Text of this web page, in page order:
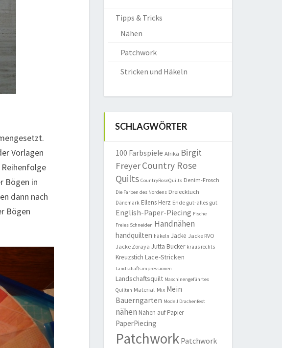
Vorlagen
Reihenfolge
Bögen in
dann nach
Bögen
Tipps & Tricks
Nähen
Patchwork
Stricken und Häkeln
SCHLAGWÖRTER
100 Farbspiele Afrika Birgit
FreyerCountry Rose
Quilts CountryRoseQuilts Denim-Frosch
Die Farben des Nordens Dreiecktuch
Dänemark Ellens Herz Ende gut-alles gut
English-Paper-Piecing Fische
Freies Schneiden Handnähen
handquilten häkeln Jacke Jacke RVO
Jacke Zoraya Jutta Bücker kraus rechts
Kreuzstich Lace-Stricken
Landschaftsimpressionen
Landschaftsquilt Maschinengeführtes
Quilten Material-Mix Mein
Bauerngarten Modell Drachenfest
nähen Nähen auf Papier
PaperPiecing
Patchwork Patchwork